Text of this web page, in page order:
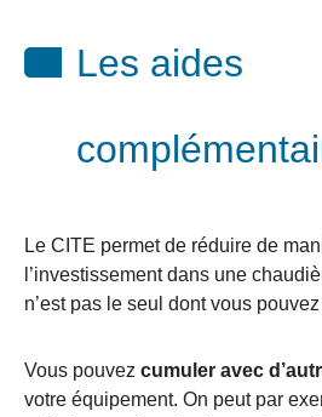
Les aides
Le CITE permet de réduire de
l’investissement dans une
n’est pas le seul dont vous
Vous pouvez cumuler avec
votre équipement. On peut par